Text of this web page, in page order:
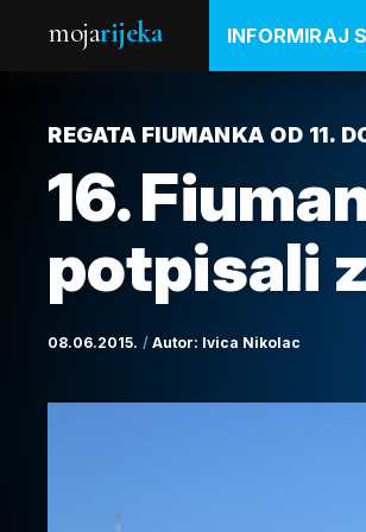
mojarijeka INFORMIRAJ
REGATA FIUMANKA OD 11.
16.
potpisali
08.06.2015. Autor: Ivica Nikolac